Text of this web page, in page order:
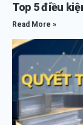
Top 5 điều
Read More »